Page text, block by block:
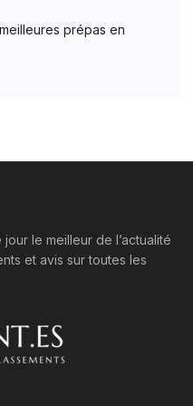
prépas en
le meilleur de l’actualité
et avis sur toutes les